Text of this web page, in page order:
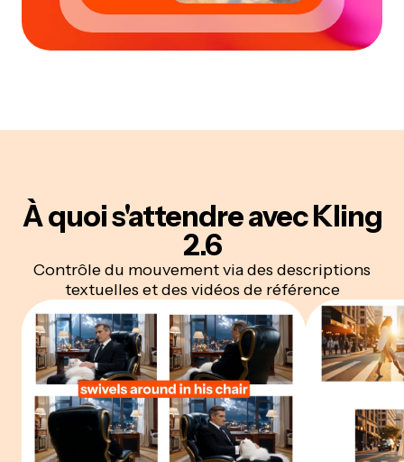
À quoi s'attendre avec Kling
2.6
Contrôle du mouvement via des descriptions
textuelles et des vidéos de référence